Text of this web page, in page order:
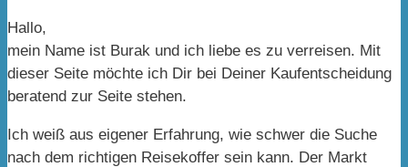
Hallo,
mein Name ist Burak und ich liebe es zu verreisen. Mit
dieser Seite möchte ich Dir bei Deiner Kaufentscheidung
beratend zur Seite stehen.
Ich weiß aus eigener Erfahrung, wie schwer die Suche
nach dem richtigen Reisekoffer sein kann. Der Markt